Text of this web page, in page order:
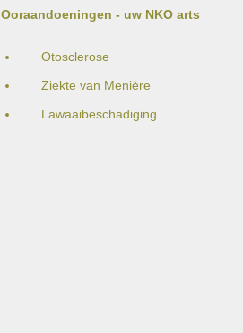
Ooraandoeningen - uw NKO arts
Otosclerose
Ziekte van Menière
Lawaaibeschadiging